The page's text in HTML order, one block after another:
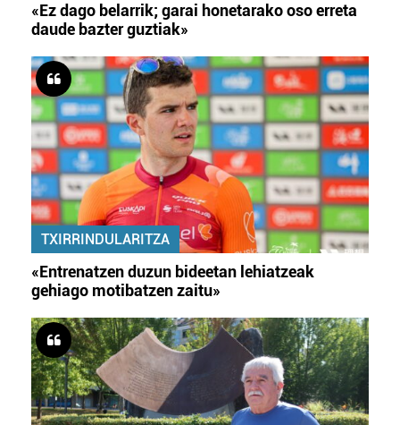
«Ez dago belarrik; garai honetarako oso erreta
daude bazter guztiak»
TXIRRINDULARITZA
«Entrenatzen duzun bideetan lehiatzeak
gehiago motibatzen zaitu»